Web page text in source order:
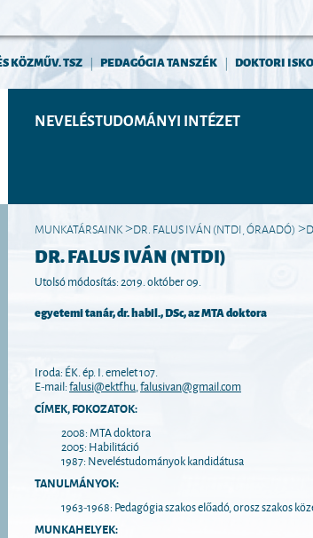
KÖZMŰV. TSZ | PEDAGÓGIA TANSZÉK | DOKTORI
NEVELÉSTUDOMÁNYI INTÉZET
MUNKATÁRSAINK>DR. FALUS IVÁN (NTDI, ÓRAADÓ) >
DR. FALUS IVÁN (NTDI)
Utolsó módosítás: 2019. október 09.
egyetemi tanár, dr. habil., DSc, az MTA doktora
Iroda: ÉK. ép. I. emelet 107.
E-mail:falusi@ektf.hu,falusivan@gmail.com
CÍMEK, FOKOZATOK:
2008: MTA doktora
2005: Habilitáció
1987: Neveléstudományok kandidátusa
TANULMÁNYOK:
1963-1968: Pedagógia szakos előadó, orosz szakos
MUNKAHELYEK: